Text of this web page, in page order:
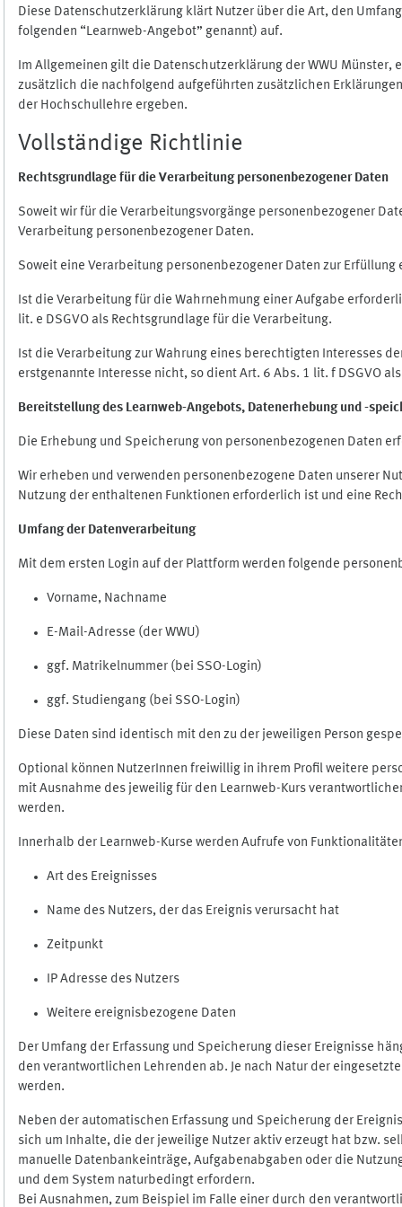
Diese Datenschutzerklärung klärt Nutzer über die Art, den
folgenden “Learnweb-Angebot” genannt) auf.
Im Allgemeinen gilt die Datenschutzerklärung der WWU Münster,
zusätzlich die nachfolgend aufgeführten zusätzlichen
der Hochschullehre ergeben.
Vollständige Richtlinie
Rechtsgrundlage für die Verarbeitung personenbezogener Daten
Soweit wir für die Verarbeitungsvorgänge personenbezogener
Verarbeitung personenbezogener Daten.
Soweit eine Verarbeitung personenbezogener Daten zur
Ist die Verarbeitung für die Wahrnehmung einer Aufgabe
lit. e DSGVO als Rechtsgrundlage für die Verarbeitung.
Ist die Verarbeitung zur Wahrung eines berechtigten Interesses
erstgenannte Interesse nicht, so dient Art. 6 Abs. 1 lit. f DSGVO
Bereitstellung des Learnweb-Angebots, Datenerhebung und -
Die Erhebung und Speicherung von personenbezogenen Daten
Wir erheben und verwenden personenbezogene Daten unserer
Nutzung der enthaltenen Funktionen erforderlich ist und eine
Umfang der Datenverarbeitung
Mit dem ersten Login auf der Plattform werden folgende
Vorname, Nachname
E-Mail-Adresse (der WWU)
ggf. Matrikelnummer (bei SSO-Login)
ggf. Studiengang (bei SSO-Login)
Diese Daten sind identisch mit den zu der jeweiligen Person
Optional können NutzerInnen freiwillig in ihrem Profil weitere
mit Ausnahme des jeweilig für den Learnweb-Kurs
werden.
Innerhalb der Learnweb-Kurse werden Aufrufe von
Art des Ereignisses
Name des Nutzers, der das Ereignis verursacht hat
Zeitpunkt
IP Adresse des Nutzers
Weitere ereignisbezogene Daten
Der Umfang der Erfassung und Speicherung dieser Ereignisse
den verantwortlichen Lehrenden ab. Je nach Natur der
werden.
Neben der automatischen Erfassung und Speicherung der
sich um Inhalte, die der jeweilige Nutzer aktiv erzeugt hat bzw.
manuelle Datenbankeinträge, Aufgabenabgaben oder die
und dem System naturbedingt erfordern.
Bei Ausnahmen, zum Beispiel im Falle einer durch den